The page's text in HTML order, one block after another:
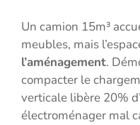
Un camion 15m³
meubles, mais
l’aménagement.
compacter le
verticale libère 20%
électroménager mal